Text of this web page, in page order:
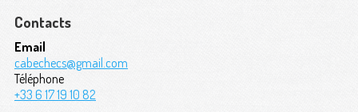
Contacts
Email
cabechecs@gmail.com
Téléphone
+33 6 17 19 10 82